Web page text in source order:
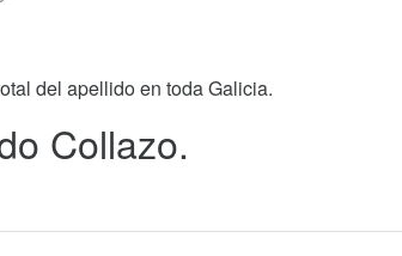
del apellido en toda Galicia.
Collazo.